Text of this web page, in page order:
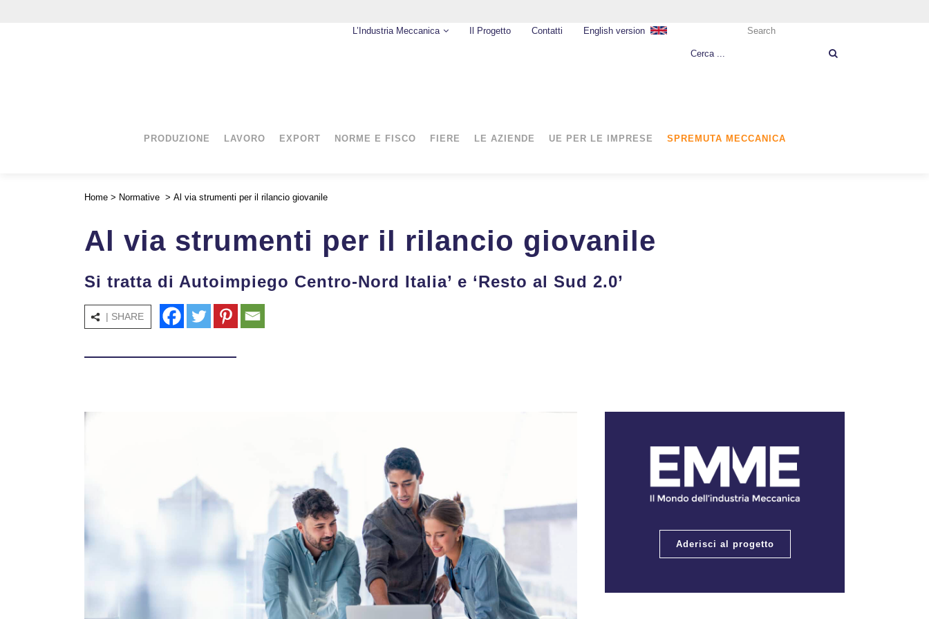
L’Industria Meccanica Il Progetto Contatti English version Search
PRODUZIONE LAVORO EXPORT NORME E FISCO FIERE LE AZIENDE UE PER LE IMPRESE SPREMUTA MECCANICA
Home > Normative > Al via strumenti per il rilancio giovanile
Al via strumenti per il rilancio giovanile
Si tratta di Autoimpiego Centro-Nord Italia’ e ‘Resto al Sud 2.0’
| SHARE
Aderisci al progetto